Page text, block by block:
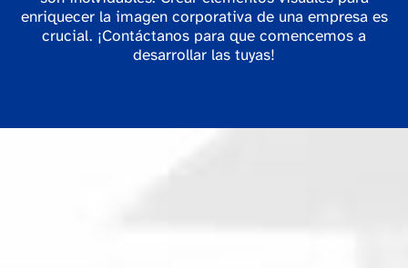
enriquecer la imagen corporativa de una empresa es
crucial. ¡Contáctanos para que comencemos a
desarrollar las tuyas!